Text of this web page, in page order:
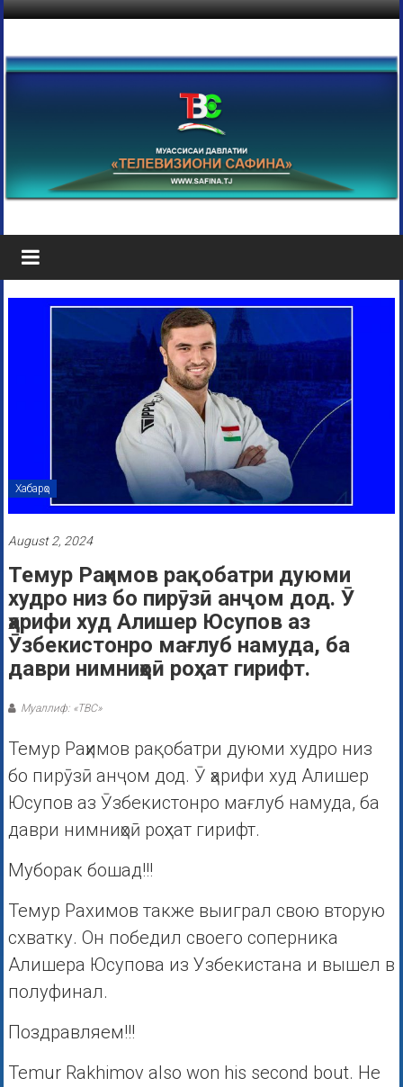
Хабарҳо
August 2, 2024
Темур Раҳимов рақобатри дуюми
худро низ бо пирӯзӣ анҷом дод. Ӯ
ҳарифи худ Алишер Юсупов аз
Ӯзбекистонро мағлуб намуда, ба
даври нимниҳоӣ роҳхат гирифт.
Муаллиф: «ТВС»
Темур Раҳимов рақобатри дуюми худро низ
бо пирӯзӣ анҷом дод. Ӯ ҳарифи худ Алишер
Юсупов аз Ӯзбекистонро мағлуб намуда, ба
даври нимниҳоӣ роҳхат гирифт.
Муборак бошад!!!
Темур Рахимов также выиграл свою вторую
схватку. Он победил своего соперника
Алишера Юсупова из Узбекистана и вышел в
полуфинал.
Поздравляем!!!
Temur Rakhimov also won his second bout. He